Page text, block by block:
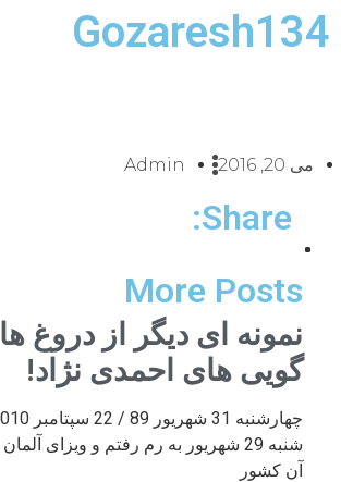
Gozaresh134
می 20, 2016 Admin
Share:
More Posts
نمونه ای دیگر از دروغ
گویی های احمدی نژاد!
شنبه 29 شهریور به رم رفتم و ویزای
آن کشور